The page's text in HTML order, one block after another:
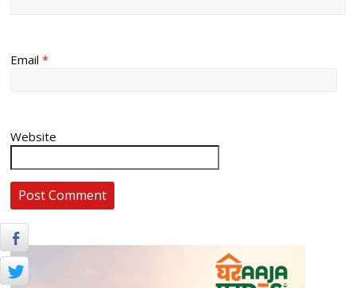
Email*
Website